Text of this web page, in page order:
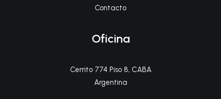
Contacto
Oficina
Cerrito 774 Piso 8, CABA
Argentina